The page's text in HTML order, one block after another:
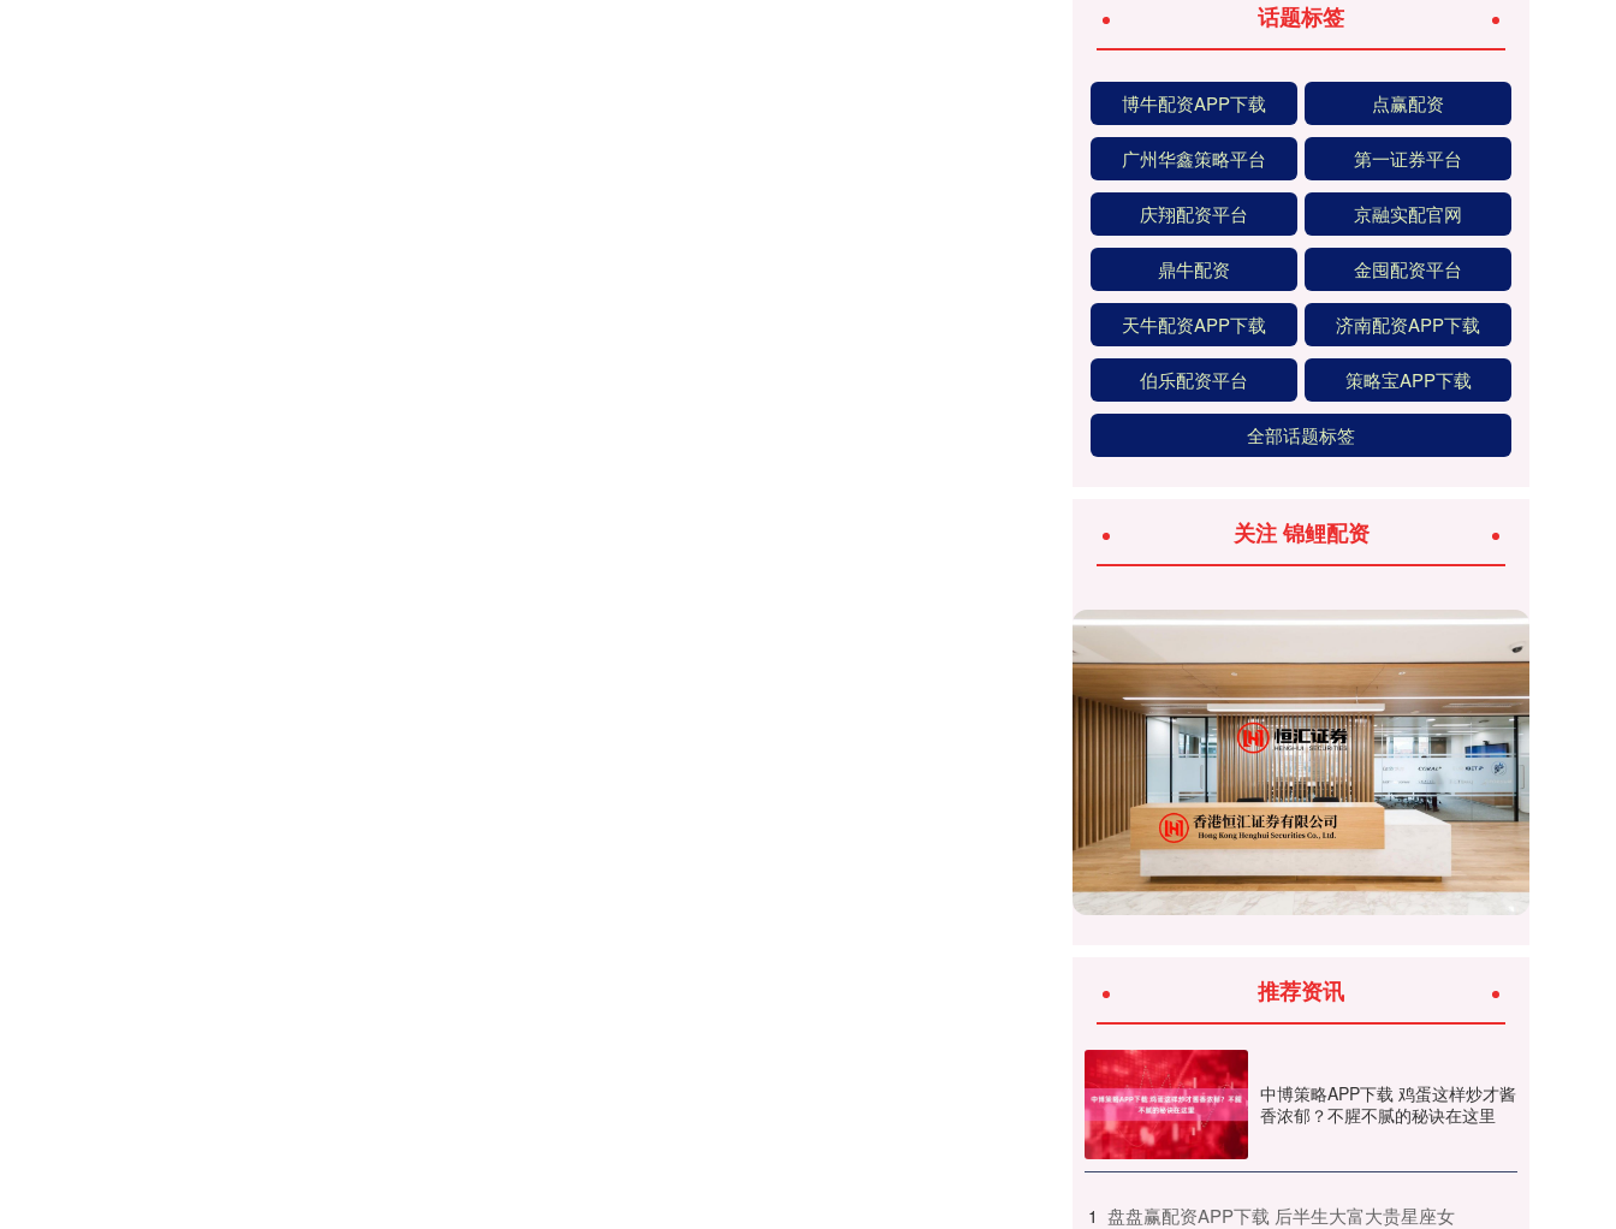
话题标签
博牛配资APP下载 点赢配资
广州华鑫策略平台 第一证券平台
庆翔配资平台 京融实配官网
鼎牛配资 金囤配资平台
天牛配资APP下载 济南配资APP下载
伯乐配资平台 策略宝APP下载
全部话题标签
关注 锦鲤配资
推荐资讯
中博策略APP下载 鸡蛋这样炒才酱
香浓郁？不腥不腻的秘诀在这里
1 ​盘盘赢配资APP下载 后半生大富大贵星座女